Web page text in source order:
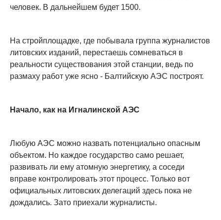
человек. В дальнейшем будет 1500.
На стройплощадке, где побывала группа журналистов
литовских изданий, перестаешь сомневаться в
реальности существования этой станции, ведь по
размаху работ уже ясно - Балтийскую АЭС построят.
Начало, как на Игналинской АЭС
Любую АЭС можно назвать потенциально опасным
объектом. Но каждое государство само решает,
развивать ли ему атомную энергетику, а соседи
вправе контролировать этот процесс. Только вот
официальных литовских делегаций здесь пока не
дождались. Зато приехали журналисты.